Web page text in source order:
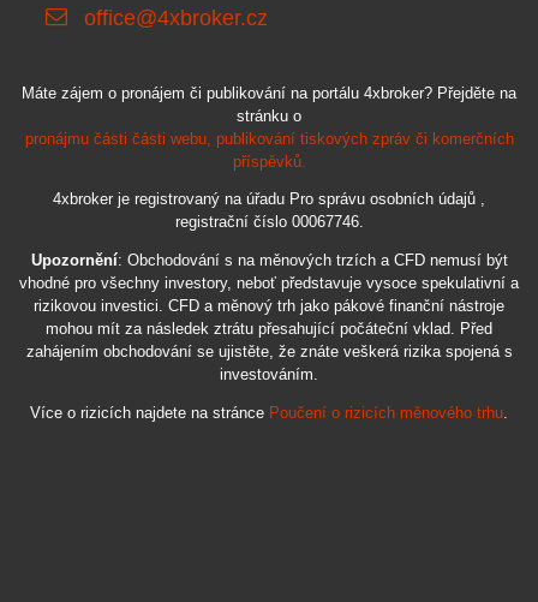
office@4xbroker.cz
Máte zájem o pronájem či publikování na portálu 4xbroker? Přejděte na
stránku o
pronájmu části části webu, publikování tiskových zpráv či komerčních
příspěvků.
4xbroker je registrovaný na úřadu Pro správu osobních údajů ,
registrační číslo 00067746.
Upozornění: Obchodování s na měnových trzích a CFD nemusí být
vhodné pro všechny investory, neboť představuje vysoce spekulativní a
rizikovou investici. CFD a měnový trh jako pákové finanční nástroje
mohou mít za následek ztrátu přesahující počáteční vklad. Před
zahájením obchodování se ujistěte, že znáte veškerá rizika spojená s
investováním.
Více o rizicích najdete na stránce Poučení o rizicích měnového trhu.